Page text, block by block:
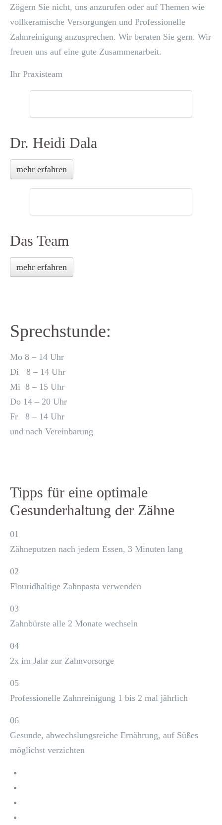
Zögern Sie nicht, uns anzurufen oder auf Themen wie
vollkeramische Versorgungen und Professionelle
Zahnreinigung anzusprechen. Wir beraten Sie gern. Wir
freuen uns auf eine gute Zusammenarbeit.
Ihr Praxisteam
Dr. Heidi Dala
mehr erfahren
Das Team
mehr erfahren
Sprechstunde:
Mo 8 – 14 Uhr
Di 8 – 14 Uhr
Mi 8 – 15 Uhr
Do 14 – 20 Uhr
Fr 8 – 14 Uhr
und nach Vereinbarung
Tipps für eine optimale
Gesunderhaltung der Zähne
01
Zähneputzen nach jedem Essen, 3 Minuten lang
02
Flouridhaltige Zahnpasta verwenden
03
Zahnbürste alle 2 Monate wechseln
04
2x im Jahr zur Zahnvorsorge
05
Professionelle Zahnreinigung 1 bis 2 mal jährlich
06
Gesunde, abwechslungsreiche Ernährung, auf Süßes
möglichst verzichten